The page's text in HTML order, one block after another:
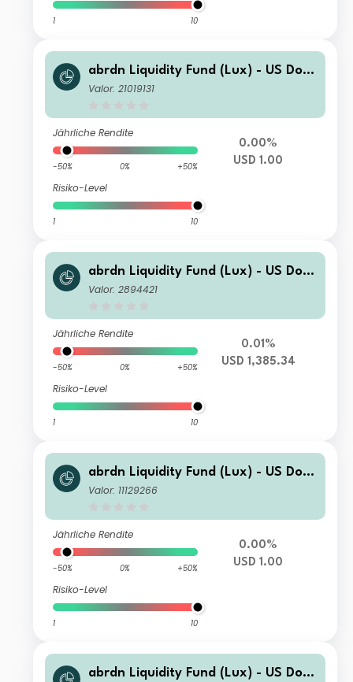
1 10
abrdn Liquidity Fund (Lux) - US Dolla
r Fund L-1 Inc USD
Valor: 21019131
Jährliche Rendite
-50% 0% +50%
Risiko-Level
1 10
0.00%
USD 1.00
abrdn Liquidity Fund (Lux) - US Dolla
r Fund J-2 Acc USD
Valor: 2894421
Jährliche Rendite
-50% 0% +50%
Risiko-Level
1 10
0.01%
USD 1,385.34
abrdn Liquidity Fund (Lux) - US Dolla
r Fund J-1 Inc USD
Valor: 11129266
Jährliche Rendite
-50% 0% +50%
Risiko-Level
1 10
0.00%
USD 1.00
abrdn Liquidity Fund (Lux) - US Dolla